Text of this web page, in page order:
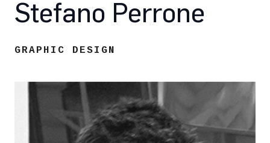
Stefano Perrone
GRAPHIC DESIGN